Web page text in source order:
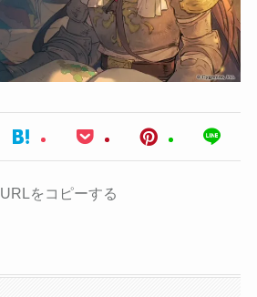
URLをコピーする